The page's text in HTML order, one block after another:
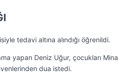
tedavi altına alındığı öğrenildi.
yapan Deniz Uğur, çocukları
dua istedi.